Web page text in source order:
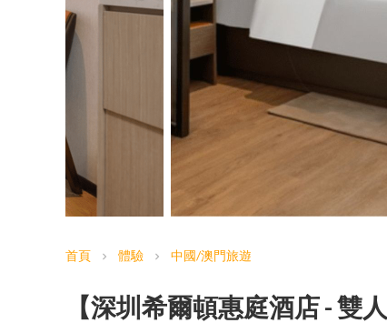
首頁 chevron_right 體驗 chevron_right 中國/澳門旅遊
【深圳希爾頓惠庭酒店 -